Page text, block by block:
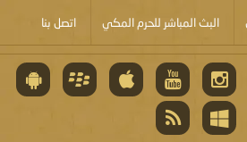
البث المباشر للحرم المكي اتصل بنا